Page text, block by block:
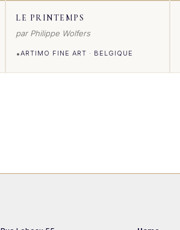
LE PRINTEMPS
par Philippe Wolfers
•ARTIMO FINE ART · BELGIQUE